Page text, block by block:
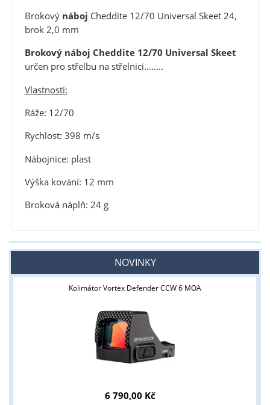
Brokový náboj Cheddite 12/70 Universal Skeet 24,
brok 2,0 mm
Brokový náboj Cheddite 12/70 Universal Skeet
určen pro střelbu na střelnici........
Vlastnosti:
Ráže: 12/70
Rychlost: 398 m/s
Nábojnice: plast
Výška kování: 12 mm
Broková náplň: 24 g
NOVINKY
Kolimátor Vortex Defender CCW 6 MOA
6 790,00 Kč